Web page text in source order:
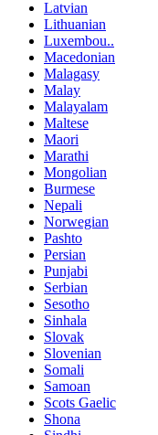
Latvian
Lithuanian
Luxembou..
Macedonian
Malagasy
Malay
Malayalam
Maltese
Maori
Marathi
Mongolian
Burmese
Nepali
Norwegian
Pashto
Persian
Punjabi
Serbian
Sesotho
Sinhala
Slovak
Slovenian
Somali
Samoan
Scots Gaelic
Shona